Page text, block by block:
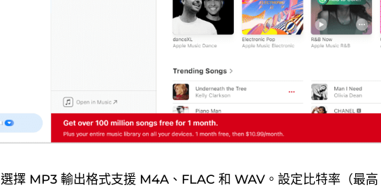
選擇 MP3 輸出格式支援 M4A、FLAC 和 WAV。設定比特率（最